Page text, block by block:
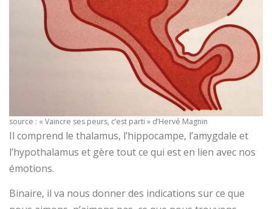
source : « Vaincre ses peurs, c’est parti » d’Hervé Magnin
Il comprend le thalamus, l’hippocampe, l’amygdale et
l’hypothalamus et gère tout ce qui est en lien avec nos
émotions.
Binaire, il va nous donner des indications sur ce que